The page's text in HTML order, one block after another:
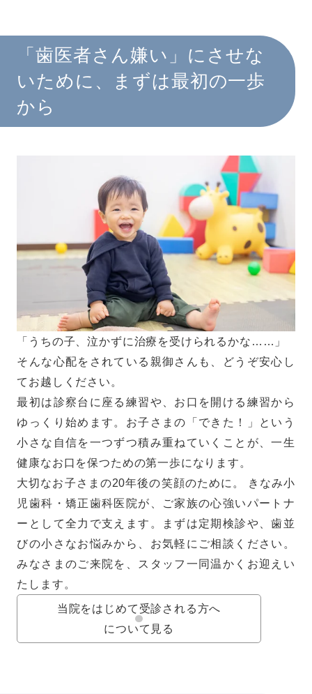
「歯医者さん嫌い」にさせな
いために、まずは最初の一歩
から
「うちの子、泣かずに治療を受けられるかな……」
そんな心配をされている親御さんも、どうぞ安心し
てお越しください。
最初は診察台に座る練習や、お口を開ける練習から
ゆっくり始めます。お子さまの「できた！」という
小さな自信を一つずつ積み重ねていくことが、一生
健康なお口を保つための第一歩になります。
大切なお子さまの20年後の笑顔のために。 きなみ小
児歯科・矯正歯科医院が、ご家族の心強いパートナ
ーとして全力で支えます。まずは定期検診や、歯並
びの小さなお悩みから、お気軽にご相談ください。
みなさまのご来院を、スタッフ一同温かくお迎えい
たします。
当院をはじめて受診される方へ
について見る